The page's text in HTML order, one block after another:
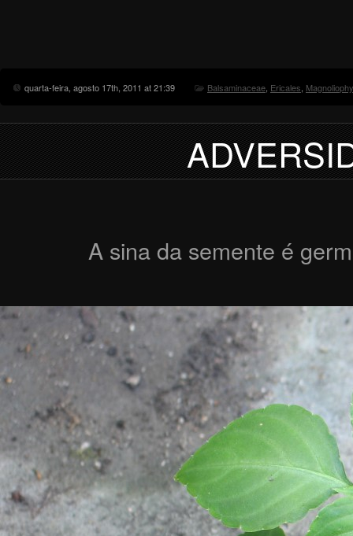
quarta-feira, agosto 17th, 2011 at 21:39 Balsaminaceae Ericales
A sina da semente é